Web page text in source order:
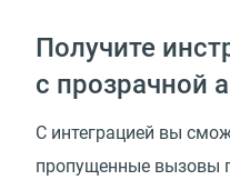
Получите
с прозрачной
С интеграцией вы
пропущенные вызовы